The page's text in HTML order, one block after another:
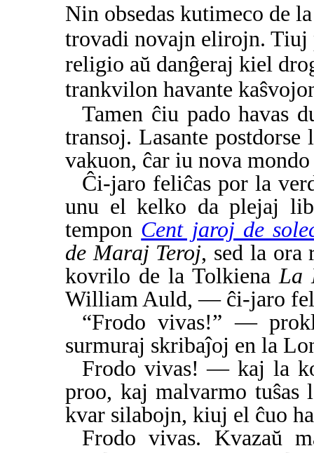
Nin obsedas kutimeco de
trovadi novajn elirojn. Tiuj
religio aŭ danĝeraj kiel
trankvilon havante
Tamen ĉiu pado havas
transoj. Lasante
vakuon, ĉar iu nova
Ĉi-jaro feliĉas por la
unu el kelko da plejaj
tempon Cent jaroj de
de Maraj Teroj, sed la ora
kovrilo de la Tolkiena La
William Auld, — ĉi-jaro
“Frodo vivas!” —
surmuraj skribaĵoj en la
Frodo vivas! — kaj la
proo, kaj malvarmo
kvar silabojn, kiuj el ĉuo
Frodo vivas. Kvazaŭ